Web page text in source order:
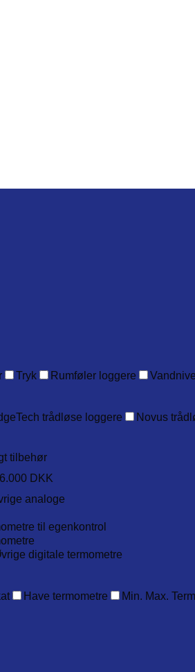
Tryk Rumføler loggere
trådløse loggere Novus
tilbehør
analoge
til egenkontrol
digitale termometre
Have termometre Min. Max.
DKK